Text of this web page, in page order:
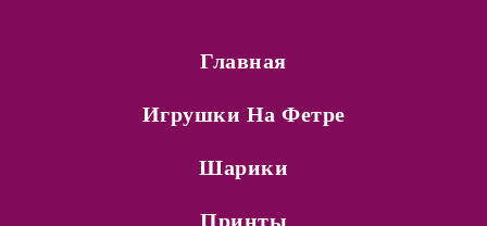
Главная
Игрушки На Фетре
Шарики